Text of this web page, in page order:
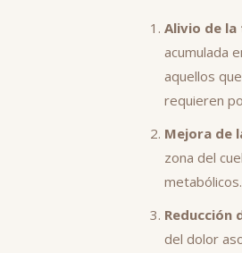
Alivio de la
acumulada
aquellos
requieren
Mejora de
zona del
metabólicos.
Reducción
del dolor